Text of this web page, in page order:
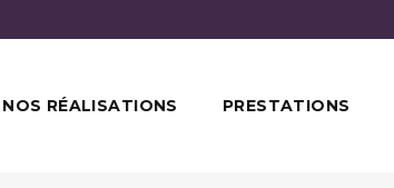
NOS RÉALISATIONS PRESTATIONS